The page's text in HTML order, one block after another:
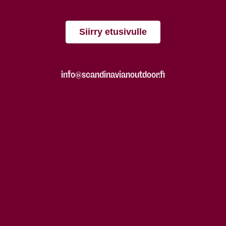
Siirry etusivulle
info@scandinavianoutdoor.fi